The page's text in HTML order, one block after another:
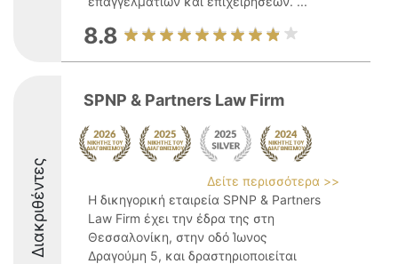
8.8
Διακριθέντες
SPNP & Partners Law Firm
Δείτε περισσότερα >>
Η δικηγορική εταιρεία SPNP & Partners
Law Firm έχει την έδρα της στη
Θεσσαλονίκη, στην οδό Ίωνος
Δραγούμη 5, και δραστηριοποιείται